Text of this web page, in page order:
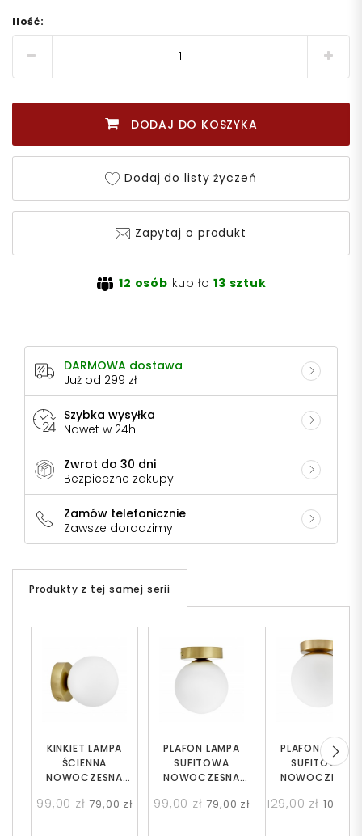
Ilość:
DODAJ DO KOSZYKA
Dodaj do listy życzeń
Zapytaj o produkt
12 osób kupiło13 sztuk
DARMOWA dostawa
Już od 299 zł
Szybka wysyłka
Nawet w 24h
Zwrot do 30 dni
Bezpieczne zakupy
Zamów telefonicznie
Zawsze doradzimy
Produkty z tej samej serii
KINKIET LAMPA
ŚCIENNA
NOWOCZESNA
KULA MARSIADA W1
99,00 zł 79,00 zł
PLAFON LAMPA
SUFITOWA
NOWOCZESNA
KULA MARSIADA W1
99,00 zł 79,00 zł
PLAFON LAMPA
SUFITOWA
NOWOCZESNA
KULA FREDICA
129,00 zł 109,00